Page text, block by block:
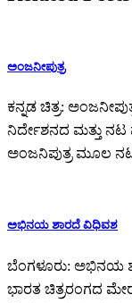
ಅಂಜನೀಪುತ್ರ
ಕನ್ನಡ ಚಿತ್ರ:
ನಿರ್ದೇಶನದ ಮತ್ತು
ಅಂಜನಿಪುತ್ರ ಮೂಲ
ಅಭಿನಯ ಶಾರದೆ ವಿಧಿವಶ
ಬೆಂಗಳೂರು: ಅಭಿನಯ
ಭಾರತ ಚಿತ್ರರಂಗದ